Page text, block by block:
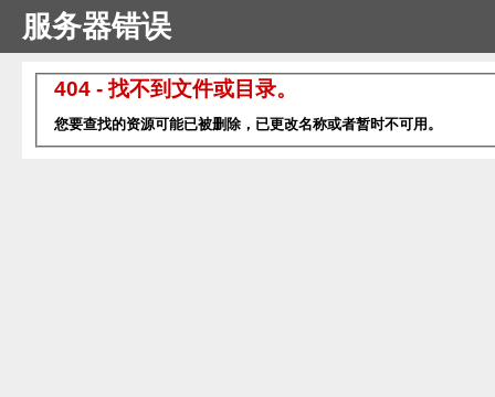
服务器错误
404 - 找不到文件或目录。
您要查找的资源可能已被删除，已更改名称或者暂时不可用。